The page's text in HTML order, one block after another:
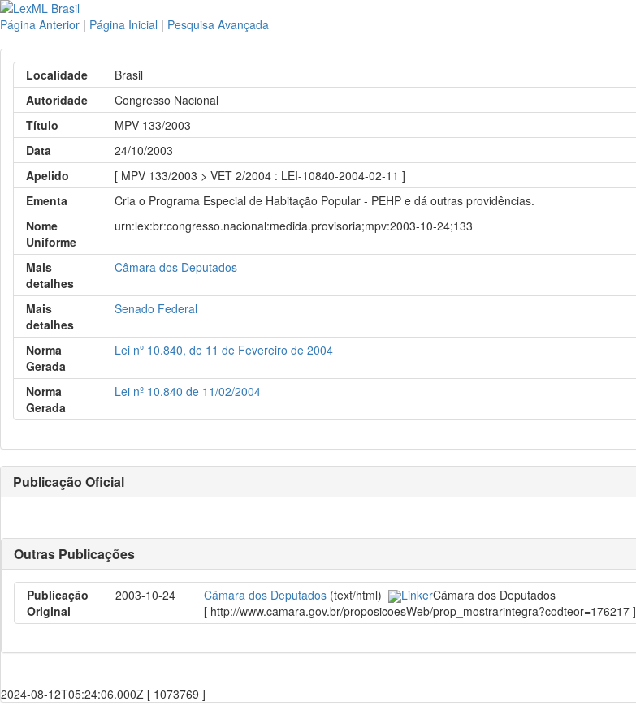
Página Anterior | Página Inicial | Pesquisa Avançada
Localidade
Brasil
Autoridade
Congresso Nacional
Título
MPV 133/2003
Data
24/10/2003
Apelido
[ MPV 133/2003 > VET 2/2004 : LEI-10840-2004-02-11 ]
Ementa
Cria o Programa Especial de Habitação Popular - PEHP e dá outras providências.
Nome
Uniforme
urn:lex:br:congresso.nacional:medida.provisoria;mpv:2003-10-24;133
Mais
detalhes
Câmara dos Deputados
Mais
detalhes
Senado Federal
Norma
Gerada
Lei nº 10.840, de 11 de Fevereiro de 2004
Norma
Gerada
Lei nº 10.840 de 11/02/2004
Publicação Oficial
Outras Publicações
Publicação
Original
2003-10-24 Câmara dos Deputados (text/html) LinkerCâmara dos Deputados
[ http://www.camara.gov.br/proposicoesWeb/prop_mostrarintegra?codteor=176217 ]
2024-08-12T05:24:06.000Z [ 1073769 ]